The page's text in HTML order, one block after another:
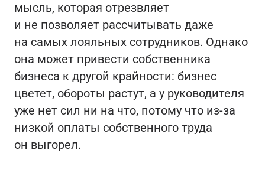
мысль, которая отрезвляет
и не позволяет рассчитывать даже
на самых лояльных сотрудников. Однако
она может привести собственника
бизнеса к другой крайности: бизнес
цветет, обороты растут, а у руководителя
уже нет сил ни на что, потому что из-за
низкой оплаты собственного труда
он выгорел.